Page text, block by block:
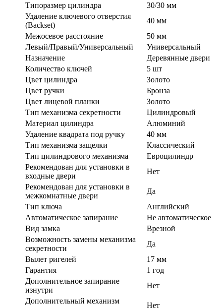
Типоразмер цилиндра
30/30 мм
Удаление ключевого отверстия
(Backset)
40 мм
Межосевое расстояние
50 мм
Левый/Правый/Универсальный
Универсальный
Назначение
Деревянные двери
Количество ключей
5 шт
Цвет цилиндра
Золото
Цвет ручки
Бронза
Цвет лицевой планки
Золото
Тип механизма секретности
Цилиндровый
Материал цилиндра
Алюминий
Удаление квадрата под ручку
40 мм
Тип механизма защелки
Классический
Тип цилиндрового механизма
Евроцилиндр
Рекомендован для установки в
входные двери
Нет
Рекомендован для установки в
межкомнатные двери
Да
Тип ключа
Английский
Автоматическое запирание
Не автоматическое
Вид замка
Врезной
Возможность замены механизма
секретности
Да
Вылет ригелей
17 мм
Гарантия
1 год
Дополнительное запирание
изнутри
Нет
Дополнительный механизм
Нет